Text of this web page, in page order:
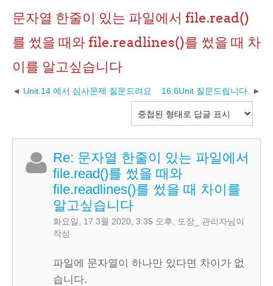
문자열 한줄이 있는 파일에서 file.read()
를 썼을 때와 file.readlines()를 썼을 때 차
이를 알고싶습니다
Unit.14 에서 심사문제 질문드려요 16.6Unit 질문드립니다.
Re: 문자열 한줄이 있는 파일에서
file.read()를 썼을 때와
file.readlines()를 썼을 때 차이를
알고싶습니다
화요일, 17 3월 2020, 3:35 오후 도장_ 관리자님이
작성
파일에 문자열이 하나만 있다면 차이가 없
습니다.